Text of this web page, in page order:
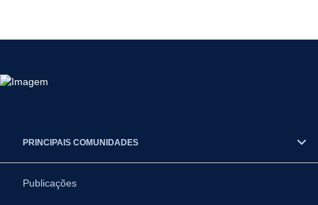
PRINCIPAIS COMUNIDADES
Publicações